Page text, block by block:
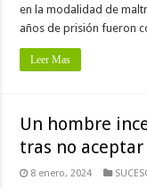
en la modalidad de
años de prisión fueron
Leer Mas
Un hombre
tras no
8 enero, 2024